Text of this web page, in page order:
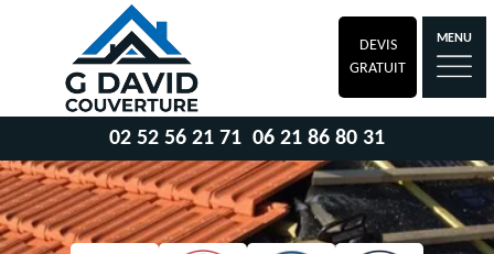
DEVIS
GRATUIT
MENU
02 52 56 21 71 06 21 86 80 31